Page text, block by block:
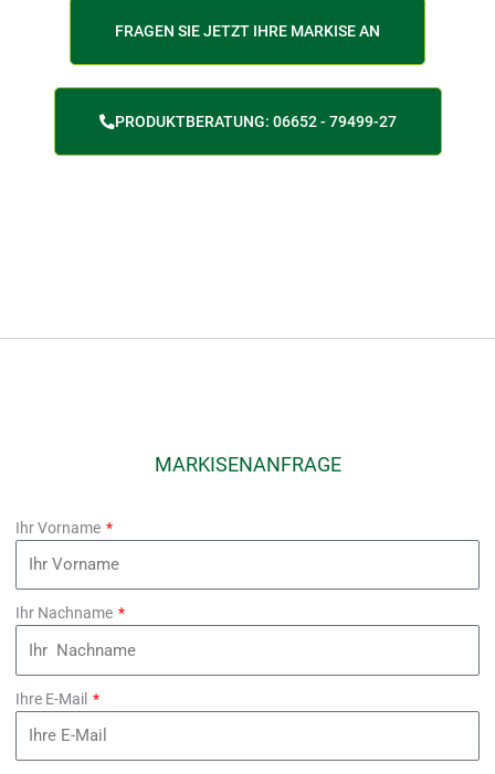
FRAGEN SIE JETZT IHRE MARKISE AN
PRODUKTBERATUNG: 06652 - 79499-27
MARKISENANFRAGE
Ihr Vorname
Ihr Nachname
Ihre E-Mail